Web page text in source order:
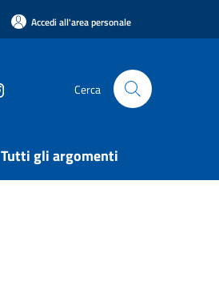
Accedi all'area personale
Cerca
Tutti gli argomenti